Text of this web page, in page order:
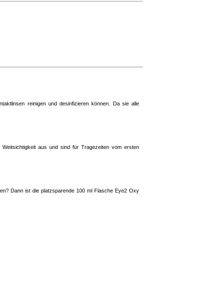
reinigen und desinfizieren können. Da sie alle
aus und sind für Tragezeiten vom ersten
Dann ist die platzsparende 100 ml Flasche Eye2 Oxy